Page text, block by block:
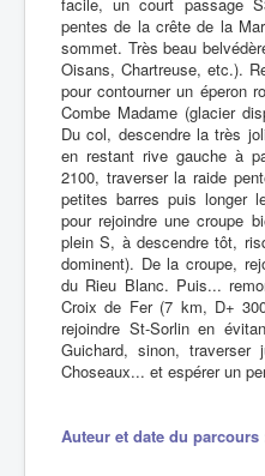
pentes de la crête de la
sommet. Très beau
Oisans, Chartreuse, etc.).
pour contourner un éperon
Combe Madame (glacier
Du col, descendre la très
en restant rive gauche à
2100, traverser la raide
petites barres puis longer
pour rejoindre une croupe
plein S, à descendre tôt,
dominent). De la croupe,
du Rieu Blanc. Puis...
Croix de Fer (7 km, D+
rejoindre St-Sorlin en
Guichard, sinon, traverser
Choseaux... et espérer un
Auteur et date du parcours